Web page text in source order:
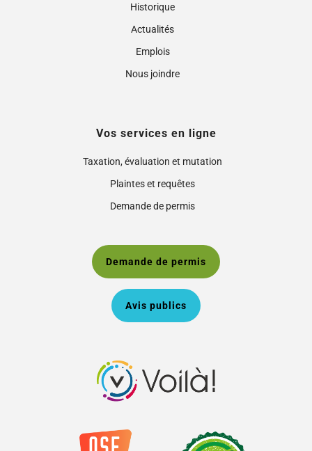
Historique
Actualités
Emplois
Nous joindre
Vos services en ligne
Taxation, évaluation et mutation
Plaintes et requêtes
Demande de permis
Demande de permis
Avis publics